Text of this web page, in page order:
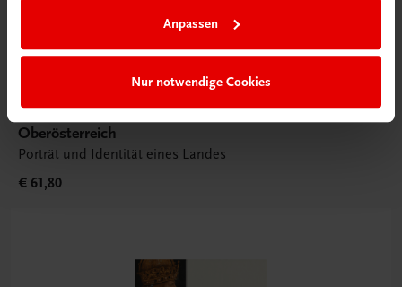
Anpassen
Nur notwendige Cookies
Sachbuch
Oberösterreich
Porträt und Identität eines Landes
€ 61,80